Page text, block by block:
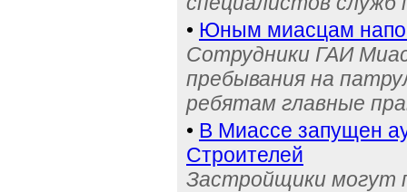
• Юным миасцам
Сотрудники ГАИ
пребывания на
ребятам главные
• В Миассе запущен
Строителей
Застройщики могут